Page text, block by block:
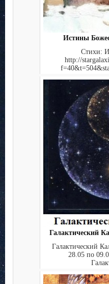
Истины
Стихи:
http://
Галактический
Галактический
28.05 по